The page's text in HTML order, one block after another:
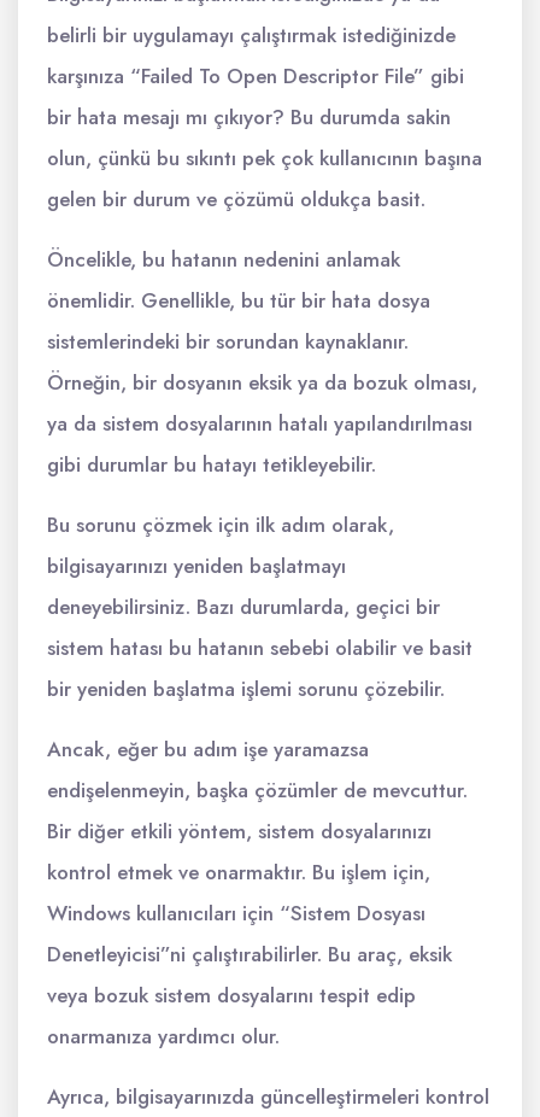
belirli bir uygulamayı çalıştırmak istediğinizde
karşınıza “Failed To Open Descriptor File” gibi
bir hata mesajı mı çıkıyor? Bu durumda sakin
olun, çünkü bu sıkıntı pek çok kullanıcının başına
gelen bir durum ve çözümü oldukça basit.
Öncelikle, bu hatanın nedenini anlamak
önemlidir. Genellikle, bu tür bir hata dosya
sistemlerindeki bir sorundan kaynaklanır.
Örneğin, bir dosyanın eksik ya da bozuk olması,
ya da sistem dosyalarının hatalı yapılandırılması
gibi durumlar bu hatayı tetikleyebilir.
Bu sorunu çözmek için ilk adım olarak,
bilgisayarınızı yeniden başlatmayı
deneyebilirsiniz. Bazı durumlarda, geçici bir
sistem hatası bu hatanın sebebi olabilir ve basit
bir yeniden başlatma işlemi sorunu çözebilir.
Ancak, eğer bu adım işe yaramazsa
endişelenmeyin, başka çözümler de mevcuttur.
Bir diğer etkili yöntem, sistem dosyalarınızı
kontrol etmek ve onarmaktır. Bu işlem için,
Windows kullanıcıları için “Sistem Dosyası
Denetleyicisi”ni çalıştırabilirler. Bu araç, eksik
veya bozuk sistem dosyalarını tespit edip
onarmanıza yardımcı olur.
Ayrıca, bilgisayarınızda güncelleştirmeleri kontrol